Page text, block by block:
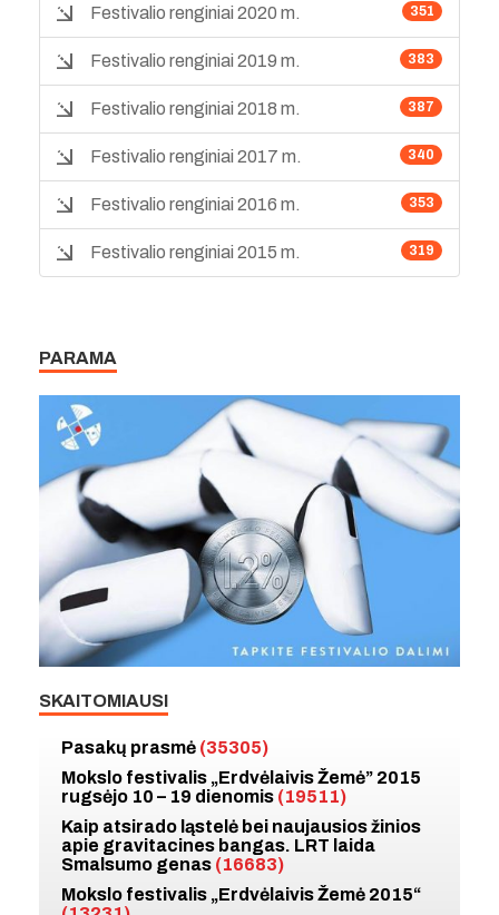
351
Festivalio renginiai 2020 m.
383
Festivalio renginiai 2019 m.
387
Festivalio renginiai 2018 m.
340
Festivalio renginiai 2017 m.
353
Festivalio renginiai 2016 m.
319
Festivalio renginiai 2015 m.
PARAMA
SKAITOMIAUSI
Pasakų prasmė (35305)
Mokslo festivalis „Erdvėlaivis Žemė” 2015
rugsėjo 10 – 19 dienomis (19511)
Kaip atsirado ląstelė bei naujausios žinios
apie gravitacines bangas. LRT laida
Smalsumo genas (16683)
Mokslo festivalis „Erdvėlaivis Žemė 2015“